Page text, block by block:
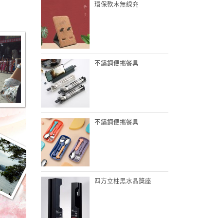
環保軟木無線充
不鏽鋼便攜餐具
不鏽鋼便攜餐具
四方立柱黑水晶獎座